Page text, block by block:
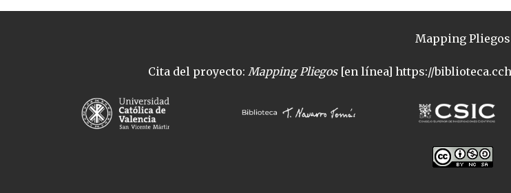
Mapping Pliegos
Cita del proyecto: Mapping Pliegos[en línea] https://